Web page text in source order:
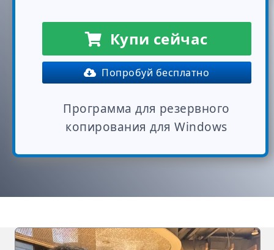
Купи сейчас
Попробуй бесплатно
Программа для резервного
копирования для Windows